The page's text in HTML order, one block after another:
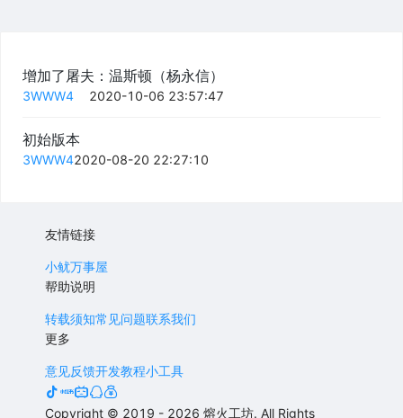
增加了屠夫：温斯顿（杨永信）
3WWW4 2020-10-06 23:57:47
初始版本
3WWW42020-08-20 22:27:10
友情链接
小鱿万事屋
帮助说明
转载须知常见问题联系我们
更多
意见反馈开发教程小工具
Copyright © 2019 - 2026 熔火工坊. All Rights